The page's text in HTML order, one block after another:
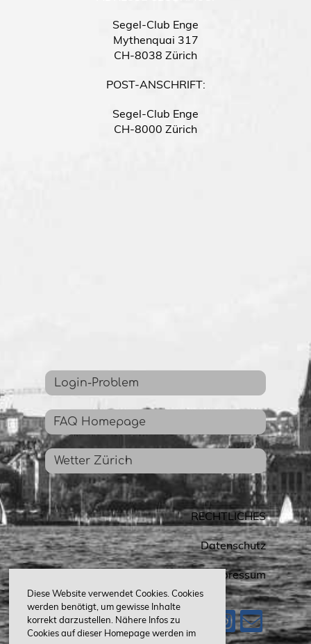
Diese Website verwendet Cookies. Cookies
werden benötigt, um gewisse Inhalte
korrekt darzustellen. Nähere Infos zu
Cookies auf dieser Homepage werden im
Segel-Club Enge
Mythenquai 317
CH-8038 Zürich
POST-ANSCHRIFT:
Segel-Club Enge
CH-8000 Zürich
Login-Problem
FAQ Homepage
Wetter Zürich
RECHTLICHES
Datenschutz
Impressum